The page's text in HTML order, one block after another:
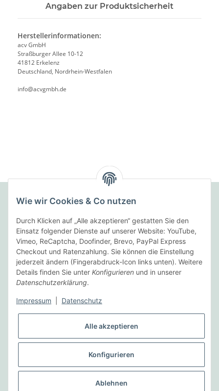
Angaben zur Produktsicherheit
Herstellerinformationen:
acv GmbH
Straßburger Allee 10-12
41812 Erkelenz
Deutschland, Nordrhein-Westfalen
info@acvgmbh.de
Folgende Zahlungsarten bieten wir an:
Wir versenden mit:
Gesetzliche Informationen
Vertrag widerrufen
* Alle Preise inkl. gesetzlicher USt., zzgl.Versand
Wie wir Cookies & Co nutzen
Durch Klicken auf „Alle akzeptieren“ gestatten Sie den
Einsatz folgender Dienste auf unserer Website: YouTube,
Vimeo, ReCaptcha, Doofinder, Brevo, PayPal Express
Checkout und Ratenzahlung. Sie können die Einstellung
jederzeit ändern (Fingerabdruck-Icon links unten). Weitere
Details finden Sie unter Konfigurieren und in unserer
Datenschutzerklärung.
Impressum Datenschutz
Alle akzeptieren
Konfigurieren
Ablehnen